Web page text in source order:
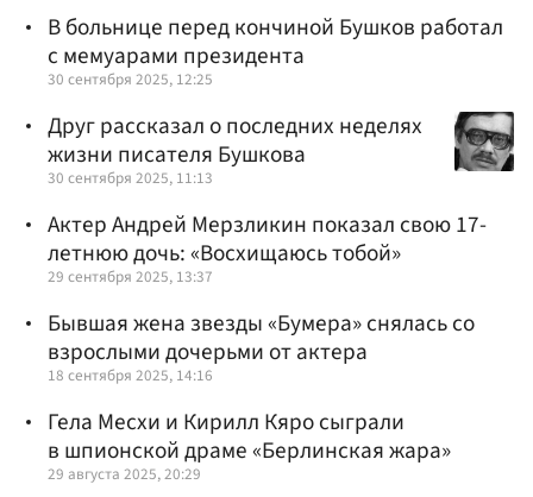
В больнице перед кончиной Бушков работал
с мемуарами президента
30 сентября 2025, 12:25
Друг рассказал о последних неделях
жизни писателя Бушкова
30 сентября 2025, 11:13
Актер Андрей Мерзликин показал свою 17-
летнюю дочь: «Восхищаюсь тобой»
29 сентября 2025, 13:37
Бывшая жена звезды «Бумера» снялась со
взрослыми дочерьми от актера
18 сентября 2025, 14:16
Гела Месхи и Кирилл Кяро сыграли
в шпионской драме «Берлинская жара»
29 августа 2025, 20:29